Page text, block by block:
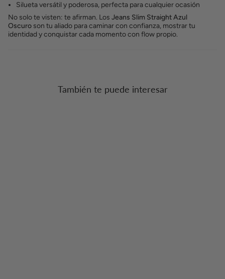
Silueta versátil y poderosa, perfecta para cualquier ocasión
No solo te visten: te afirman. Los Jeans Slim Straight Azul
Oscuro son tu aliado para caminar con confianza, mostrar tu
identidad y conquistar cada momento con flow propio.
También te puede interesar